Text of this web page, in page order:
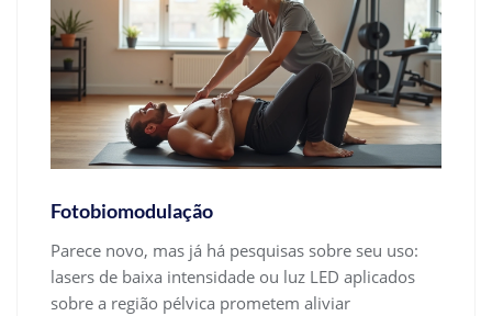
Fotobiomodulação
Parece novo, mas já há pesquisas sobre seu uso:
lasers de baixa intensidade ou luz LED aplicados
sobre a região pélvica prometem aliviar